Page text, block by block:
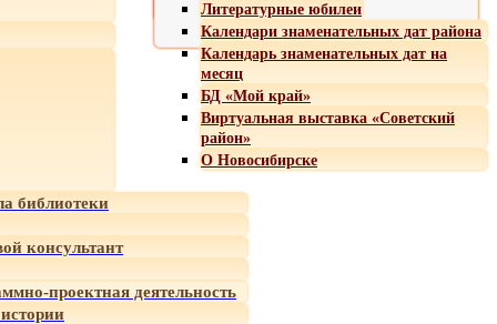
Литературные юбилеи
Календари знаменательных дат района
Календарь знаменательных дат на
месяц
БД «Мой край»
Виртуальная выставка «Советский
район»
О Новосибирске
библиотеки
консультант
проектная деятельность